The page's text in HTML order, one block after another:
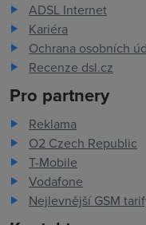
ADSL Internet
Kariéra
Ochrana osobních
Recenze dsl.cz
Pro partnery
Reklama
O2 Czech Republic
T-Mobile
Vodafone
Nejlevnější GSM